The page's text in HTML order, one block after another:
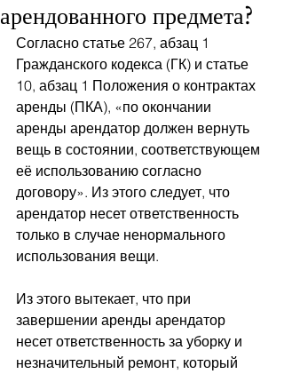
арендованного предмета?
Согласно статье 267, абзац 1
Гражданского кодекса (ГК) и статье
10, абзац 1 Положения о контрактах
аренды (ПКА), «по окончании
аренды арендатор должен вернуть
вещь в состоянии, соответствующем
её использованию согласно
договору». Из этого следует, что
арендатор несет ответственность
только в случае ненормального
использования вещи.
Из этого вытекает, что при
завершении аренды арендатор
несет ответственность за уборку и
незначительный ремонт, который